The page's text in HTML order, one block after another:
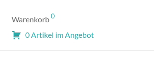
Warenkorb0
0 Artikel im Angebot